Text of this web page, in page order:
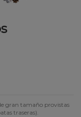
gran tamaño provistas
traseras).